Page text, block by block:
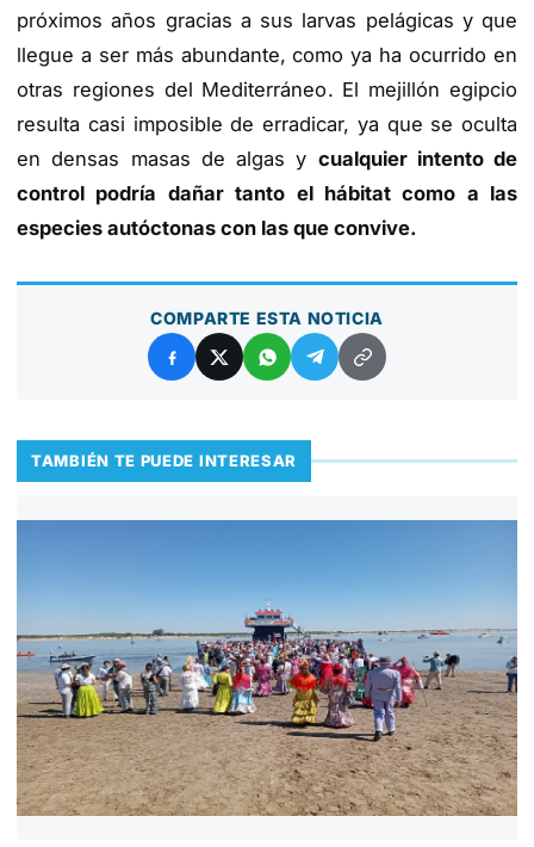
próximos años gracias a sus larvas pelágicas y que
llegue a ser más abundante, como ya ha ocurrido en
otras regiones del Mediterráneo. El mejillón egipcio
resulta casi imposible de erradicar, ya que se oculta
en densas masas de algas y cualquier intento de
control podría dañar tanto el hábitat como a las
especies autóctonas con las que convive.
COMPARTE ESTA NOTICIA
TAMBIÉN TE PUEDE INTERESAR